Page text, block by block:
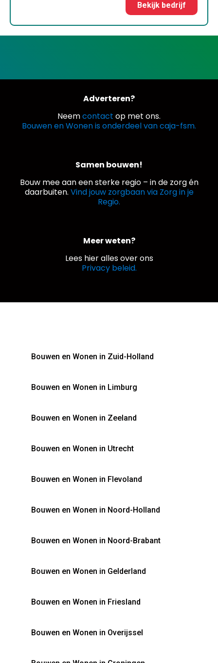
Bekijk bedrijf
Adverteren?
Neemcontact op met ons.
Bouwen en Wonen is onderdeel van caja-fsm.
Samen bouwen!
Bouw mee aan een sterke regio – in de zorg én
daarbuiten. Vind jouw zorgbaan via Zorg in je
Regio.
Meer weten?
Lees hier alles over ons
Privacy beleid.
Bouwen en Wonen in Zuid-Holland
Bouwen en Wonen in Limburg
Bouwen en Wonen in Zeeland
Bouwen en Wonen in Utrecht
Bouwen en Wonen in Flevoland
Bouwen en Wonen in Noord-Holland
Bouwen en Wonen in Noord-Brabant
Bouwen en Wonen in Gelderland
Bouwen en Wonen in Friesland
Bouwen en Wonen in Overijssel